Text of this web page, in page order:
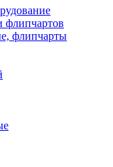
флипчартов
флипчарты